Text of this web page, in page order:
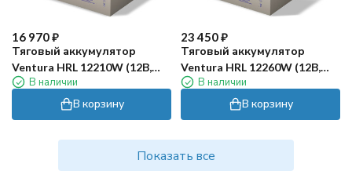
16 970₽
Тяговый аккумулятор
Ventura HRL 12210W (12В,
44Ач, AGM)
В наличии
В корзину
23 450₽
Тяговый аккумулятор
Ventura HRL 12260W (12В,
54Ач, AGM)
В наличии
В корзину
Показать все